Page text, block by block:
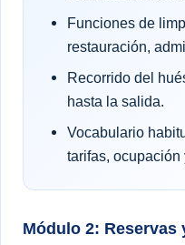
Funciones de
restauración,
Recorrido del
hasta la salida.
Vocabulario
tarifas, ocupación
Módulo 2: